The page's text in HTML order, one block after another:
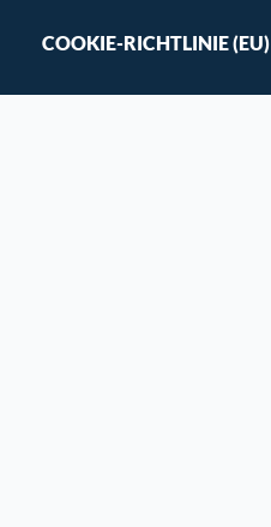
COOKIE-RICHTLINIE (EU)